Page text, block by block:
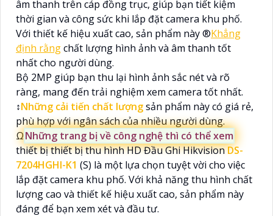
âm thanh trên cáp đồng trục, giúp bạn tiết kiệm
thời gian và công sức khi lắp đặt camera khu phố.
Với thiết kế hiệu xuất cao, sản phẩm này ®️Khẳng
định rằngchất lượng hình ảnh và âm thanh tốt
nhất cho người dùng.
Bộ 2MP giúp bạn thu lại hình ảnh sắc nét và rõ
ràng, mang đến trải nghiệm xem camera tốt nhất.
↕️Những cải tiến chất lượngsản phẩm này có giá rẻ,
phù hợp với ngân sách của nhiều người dùng.
ΩNhững trang bị về công nghệ thì có thể xem
thiết bị thiết bị thu hình HD Đầu Ghi HikvisionDS-
7204HGHI-K1 (S) là một lựa chọn tuyệt vời cho việc
lắp đặt camera khu phố. Với khả năng thu hình chất
lượng cao và thiết kế hiệu xuất cao, sản phẩm này
đáng để bạn xem xét và đầu tư.